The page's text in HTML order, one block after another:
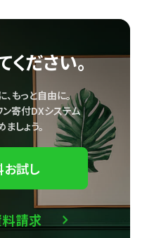
ください。
もっと自由に。
寄付DXシステム
しょう。
試し
料請求